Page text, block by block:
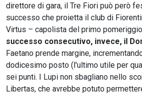
direttore di gara, il Tre Fiori può però
successo che proietta il club di
Virtus – capolista del primo
successo consecutivo, invece, il
Faetano prende margine,
dodicesimo posto (l'ultimo utile per
sei punti. I Lupi non sbagliano nello
Libertas, che avrebbe potuto